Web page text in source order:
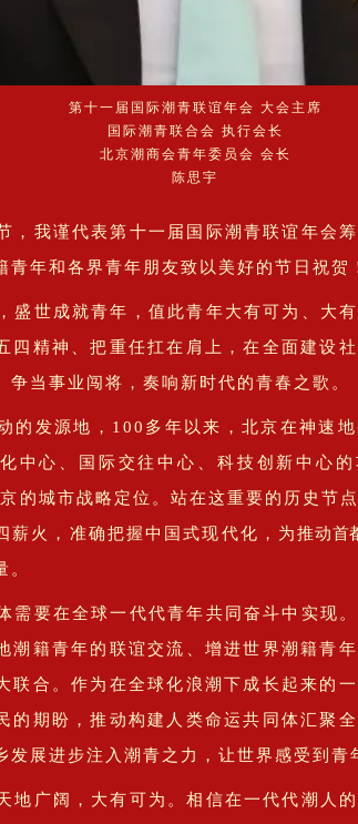
第十一届国际潮青联谊年会 大会主席
国际潮青联合会 执行会长
北京潮商会青年委员会 会长
陈思宇
，我谨代表第十一届国际潮青联谊年会
青年和各界青年朋友致以美好的节日祝贺
盛世成就青年， 值此青年大有可为、大
四精神、把重任扛在肩上，在 全面建设
争当事业闯将，奏响新时代的青春之歌。
的发源地，100多年以来， 北京在神速
中心、国际交往中心、科技创新中心的
的城市战略定位。站在这重要的历史节
薪火， 准确把握中国式现代化，为推动首
。
需要在全球一代代青年共同奋斗中实现
潮籍青年的联谊交流、增进世界潮籍青
联合。 作为在全球化浪潮下成长起来的
的期盼，推动构建人类命运共同体汇聚
发展进步注入潮青之力 ，让世界感受到青
地广阔，大有可为。相信在一代代潮人